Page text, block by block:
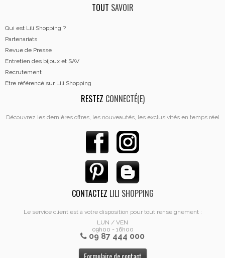
TOUT SAVOIR
Qui est Lili Shopping ?
Partenariats
Revue de Presse
Entretien des bijoux et SAV
Recrutement
Etre référencé sur Lili Shopping
RESTEZ CONNECTÉ(E)
Découvrez les dernières offres, les nouveautés, les exclusivités en temps réel
CONTACTEZ LILI SHOPPING
Le service client est à votre disposition pour tout renseignement :
LUN / VEN
09h00 - 16h00
09 87 444 000
Formulaire de contact